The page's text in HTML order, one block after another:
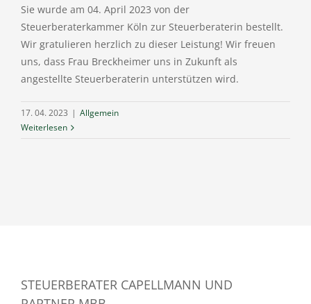
Sie wurde am 04. April 2023 von der
Steuerberaterkammer Köln zur Steuerberaterin bestellt.
Wir gratulieren herzlich zu dieser Leistung! Wir freuen
uns, dass Frau Breckheimer uns in Zukunft als
angestellte Steuerberaterin unterstützen wird.
17. 04. 2023 | Allgemein
Weiterlesen
STEUERBERATER CAPELLMANN UND